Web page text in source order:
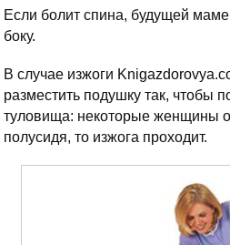
Если болит спина, будущей
боку.
В случае изжоги
разместить подушку так, чтобы
туловища: некоторые женщины
полусидя, то изжога проходит.